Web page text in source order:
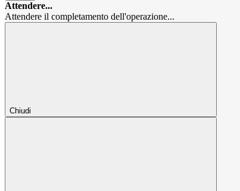
Attendere...
Attendere il completamento dell'operazione...
Chiudi